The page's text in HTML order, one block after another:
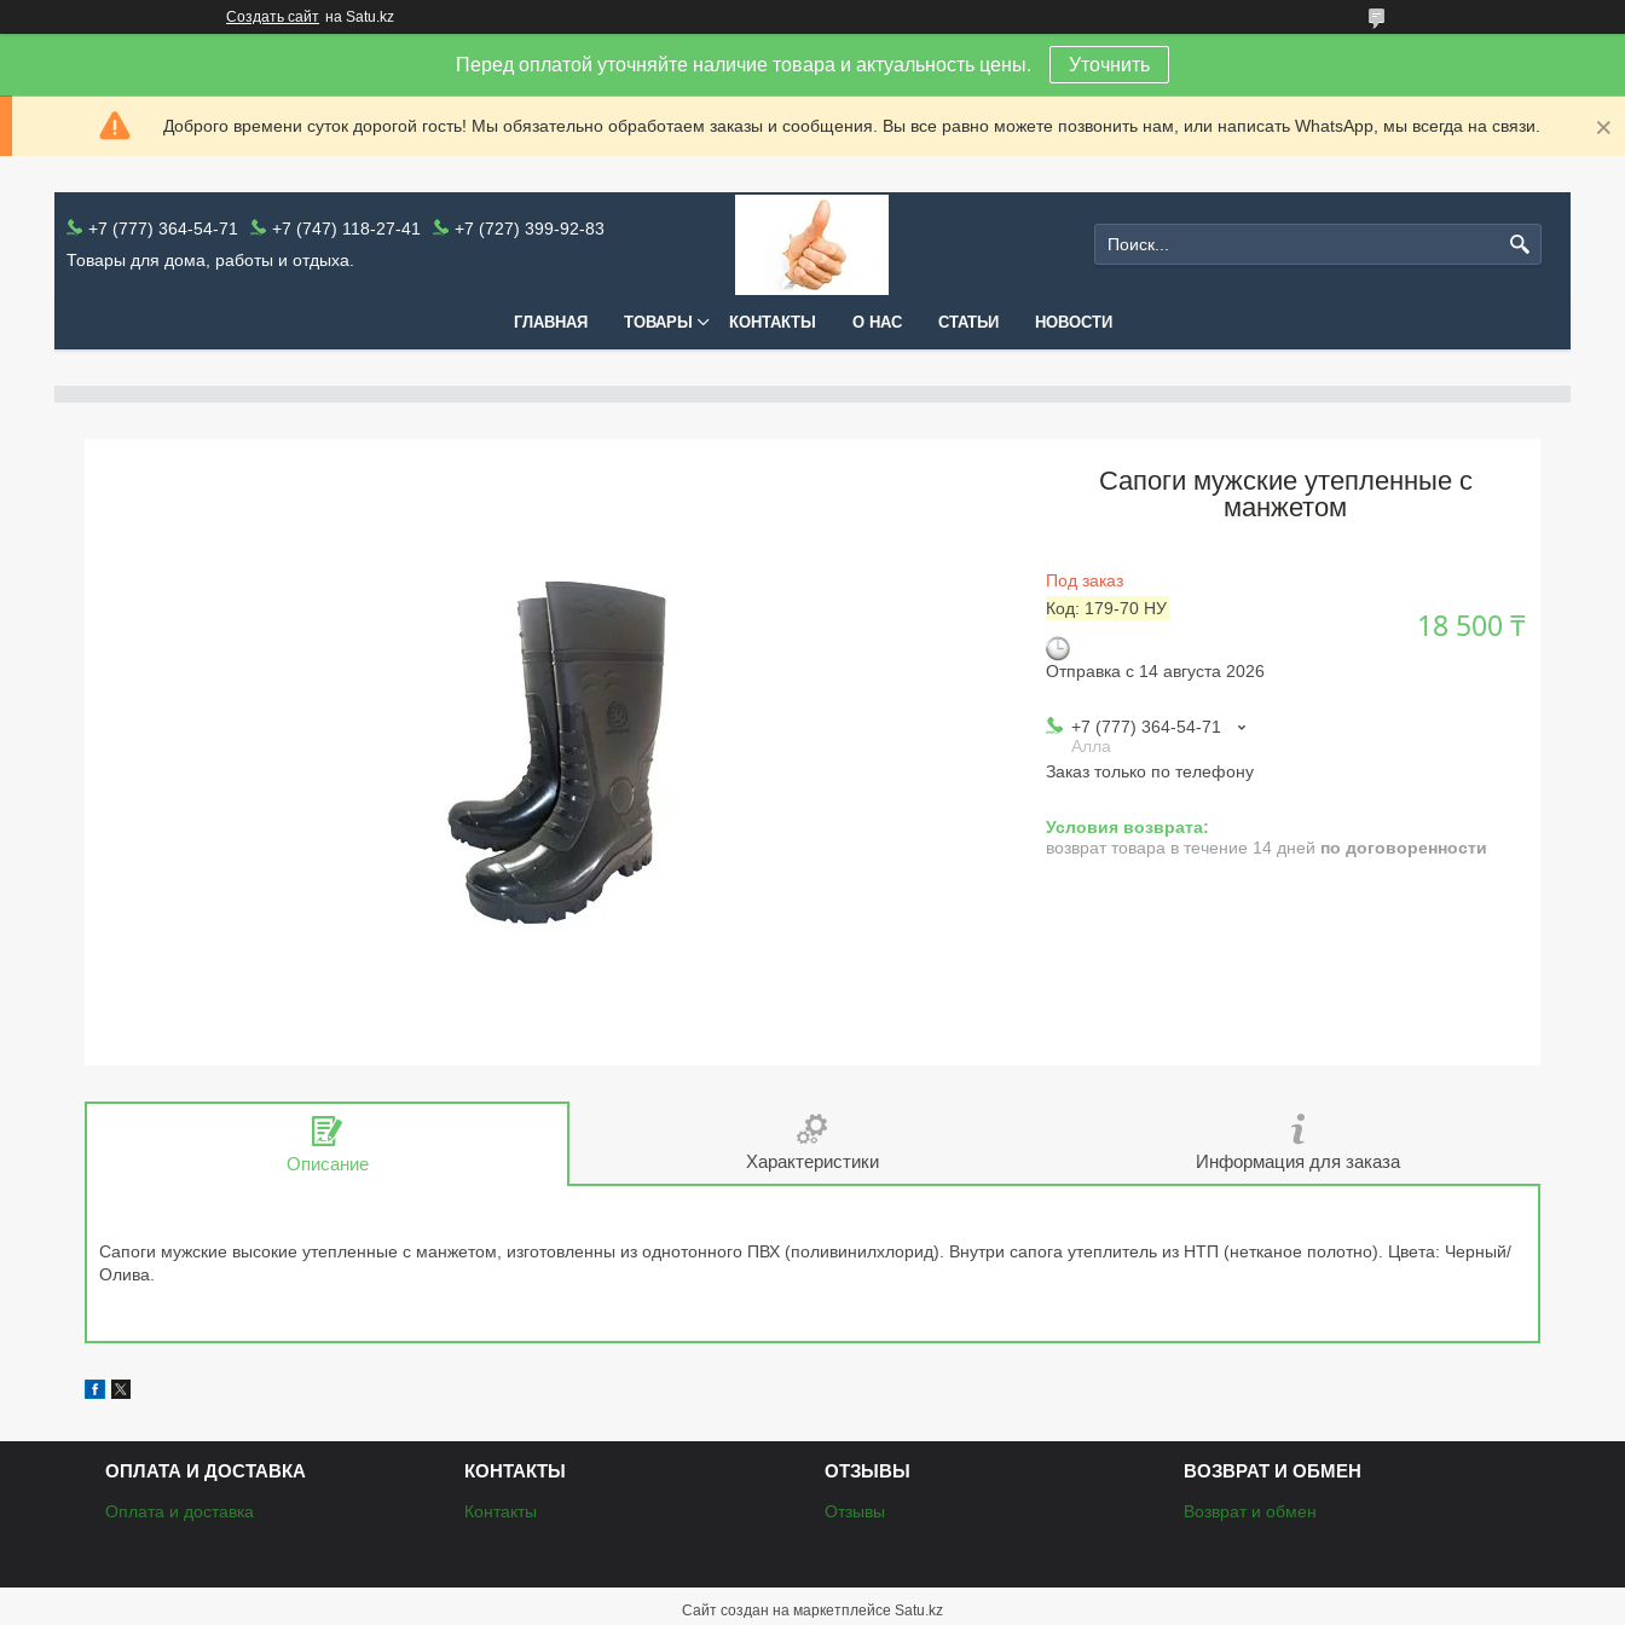
Создать сайт на Satu.kz
Перед оплатой уточняйте наличие товара и актуальность цены. Уточнить
Доброго времени суток дорогой гость! Мы обязательно обработаем заказы и сообщения. Вы все равно можете позвонить нам, или написать WhatsApp, мы всегда на связи.
+7 (777) 364-54-71 +7 (747) 118-27-41
+7 (727) 399-92-83
Товары для дома, работы и отдыха.
ГЛАВНАЯ ТОВАРЫ КОНТАКТЫ О НАС СТАТЬИ НОВОСТИ
Сапоги мужские утепленные с
манжетом
Под заказ
Код: 179-70 НУ
Отправка с 14 августа 2026
18 500 ₸
+7 (777) 364-54-71
Алла
Заказ только по телефону
возврат товара в течение 14 дней по договоренности
Описание Характеристики Информация для заказа
Сапоги мужские высокие утепленные с манжетом, изготовленны из однотонного ПВХ (поливинилхлорид). Внутри сапога утеплитель из НТП (нетканое полотно). Цвета: Черный/
Олива.
ОПЛАТА И ДОСТАВКА
Оплата и доставка
КОНТАКТЫ
Контакты
ОТЗЫВЫ
Отзывы
ВОЗВРАТ И ОБМЕН
Возврат и обмен
Сайт создан на маркетплейсе Satu.kz